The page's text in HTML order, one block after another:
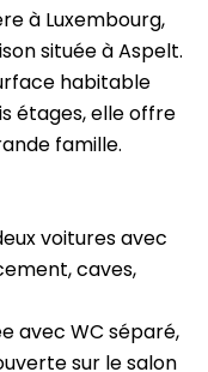
à Luxembourg,
située à Aspelt.
habitable
étages, elle offre
famille.
voitures avec
caves,
avec WC séparé,
sur le salon